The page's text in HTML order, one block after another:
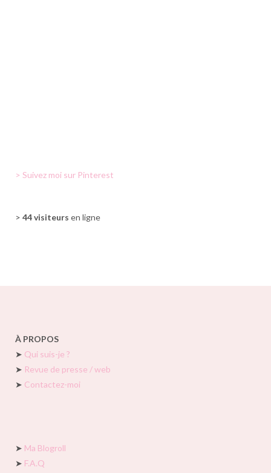
> Suivez moi sur Pinterest
> 44 visiteurs en ligne
À PROPOS
➤ Qui suis-je ?
➤ Revue de presse / web
➤ Contactez-moi
➤ Ma Blogroll
➤ F.A.Q